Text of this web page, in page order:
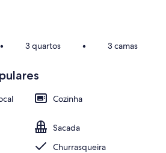
• 3 quartos • 3 camas
Cozinha
Sacada
Churrasqueira